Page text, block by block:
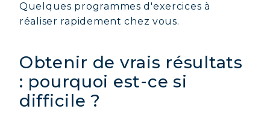
Quelques programmes d'exercices à
réaliser rapidement chez vous.
Obtenir de vrais résultats
: pourquoi est-ce si
difficile ?